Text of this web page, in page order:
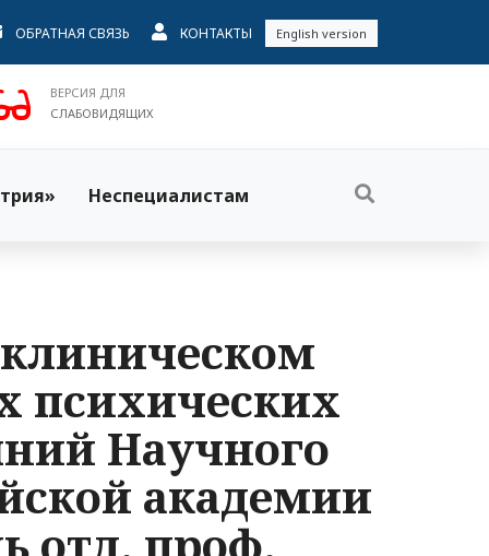
ОБРАТНАЯ СВЯЗЬ КОНТАКТЫ English version
ВЕРСИЯ ДЛЯ
СЛАБОВИДЯЩИХ
Неспециалистам
психических
Научного
академии